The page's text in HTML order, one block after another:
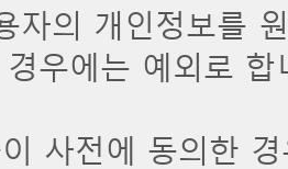
자의 개인정보를
우에는 예외로 합
사전에 동의한